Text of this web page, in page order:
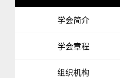
学会简介
学会章程
组织机构